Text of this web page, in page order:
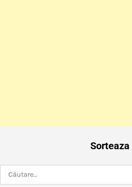
Sorteaza
Caută
după: